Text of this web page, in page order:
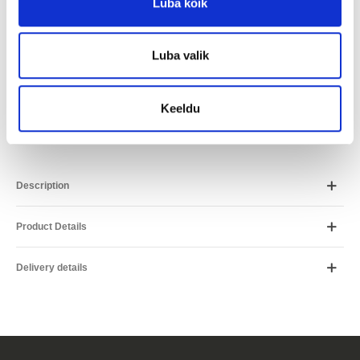
Luba valik
Keeldu
ESTO 9.74€ / month
Inbank
12.08€ / month
Description
Product Details
Delivery details